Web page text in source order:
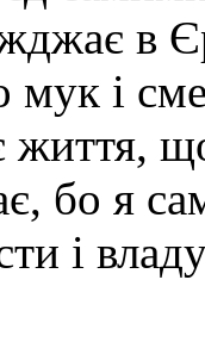
в
мук і
бо я
і